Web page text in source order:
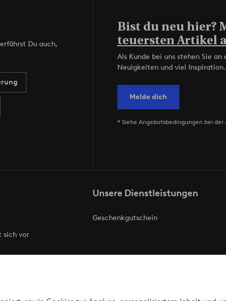
Du auch,
Bist du neu hier?
teuersten Artikel
Als Kunde bei uns stehen Sie
Neuigkeiten und viel Inspiration.
Melde dich
* Siehe Angebotsbedingungen bei der
sich vor
Unsere Dienstleistungen
Geschenkgutschein